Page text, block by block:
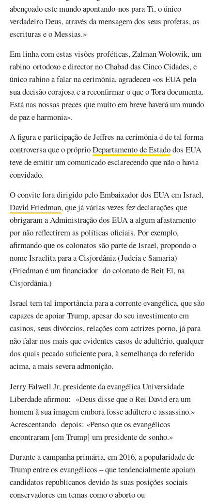
abençoado este mundo apontando-nos para Ti, o único
verdadeiro Deus, através da mensagem dos seus profetas, as
escrituras e o Messias.»
Em linha com estas visões proféticas, Zalman Wolowik, um
rabino ortodoxo e director no Chabad das Cinco Cidades, e
único rabino a falar na cerimónia, agradeceu «os EUA pela
sua decisão corajosa e a reconfirmar o que o Tora documenta.
Está nas nossas preces que muito em breve haverá um mundo
de paz e harmonia».
A figura e participação de Jeffres na cerimónia é de tal forma
controversa que o próprioDepartamento de Estadodos EUA
teve de emitir um comunicado esclarecendo que não o havia
convidado.
O convite fora dirigido pelo Embaixador dos EUA em Israel,
David Friedman, que já várias vezes fez declarações que
obrigaram a Administração dos EUA a algum afastamento
por não reflectirem as políticas oficiais. Por exemplo,
afirmando que os colonatos são parte de Israel, propondo o
nome Israelita para a Cisjordânia (Judeia e Samaria)
(Friedman é um financiador do colonato de Beit El, na
Cisjordânia.)
Israel tem tal importância para a corrente evangélica, que são
capazes de apoiar Trump, apesar do seu investimento em
casinos, seus divórcios, relações com actrizes porno, já para
não falar nos mais que evidentes casos de adultério, qualquer
dos quais pecado suficiente para, à semelhança do referido
acima, a mais severa admonição.
Jerry Falwell Jr, presidente da evangélica Universidade
Liberdade afirmou: «Deus disse que o Rei David era um
homem à sua imagem embora fosse adúltero e assassino.»
Acrescentando depois: «Penso que os evangélicos
encontraram [em Trump] um presidente de sonho.»
Durante a campanha primária, em 2016, a popularidade de
Trump entre os evangélicos – que tendencialmente apoiam
candidatos republicanos devido às suas posições sociais
conservadores em temas como o aborto ou